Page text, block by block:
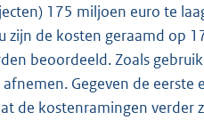
175 miljoen euro te
de kosten geraamd op
beoordeeld. Zoals
Gegeven de eerste
de kostenramingen verder